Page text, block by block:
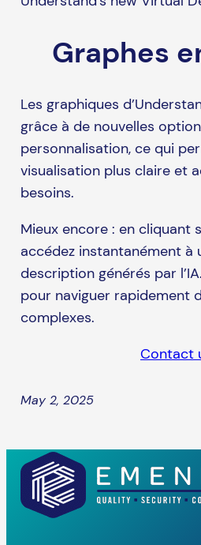
Graphes
Les graphiques
grâce à de nouvelles
personnalisation, ce qui
visualisation plus claire et
besoins.
Mieux encore : en cliquant
accédez instantanément à
description générés par
pour naviguer rapidement
complexes.
Contact
May 2, 2025